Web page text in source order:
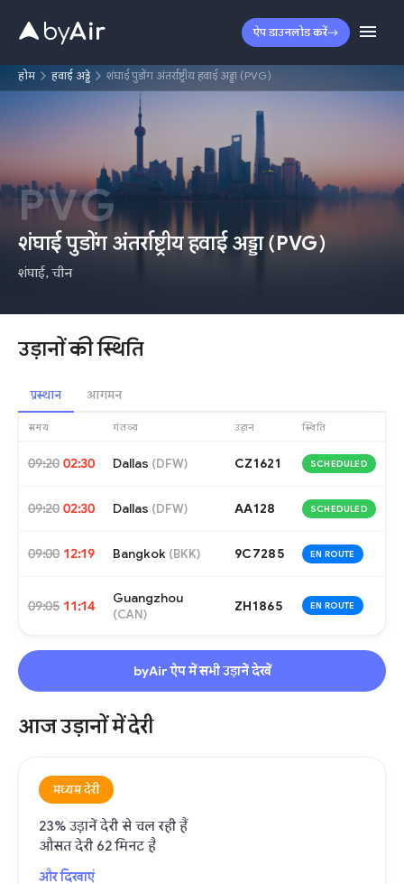
ऐप डाउनलोड करें
होम हवाई अड्डे शंघाई पुडोंग अंतर्राष्ट्रीय हवाई अड्डा (PVG)
PVG
शंघाई पुडोंग अंतर्राष्ट्रीय हवाई अड्डा(PVG)
शंघाई,चीन
उड़ानों की स्थिति
प्रस्थान आगमन
समय गंतव्य उड़ान स्थिति
09:20 02:30 Dallas (DFW) CZ1621 SCHEDULED
09:20 02:30 Dallas (DFW) AA128 SCHEDULED
09:00 12:19 Bangkok (BKK) 9C7285 EN ROUTE
09:05 11:14 Guangzhou
(CAN)
ZH1865 EN ROUTE
byAir ऐप में सभी उड़ानें देखें
आज उड़ानों में देरी
मध्यम देरी
23% उड़ानें देरी से चल रही हैं
औसत देरी 62 मिनट है
और दिखाएं